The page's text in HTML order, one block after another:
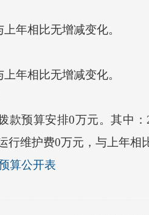
年相比无增减变化。
年相比无增减变化。
预算安排0万元。其中：
维护费0万元，与上年相
算公开表